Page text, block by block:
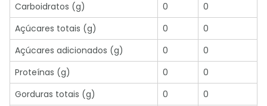
Carboidratos (g)
0
0
Açúcares totais (g)
0
0
Açúcares adicionados (g)
0
0
Proteínas (g)
0
0
Gorduras totais (g)
0 0